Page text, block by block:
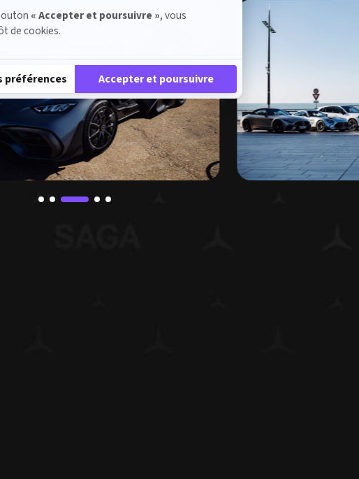
« Accepter et poursuivre », vous
de cookies.
préférences Accepter et poursuivre